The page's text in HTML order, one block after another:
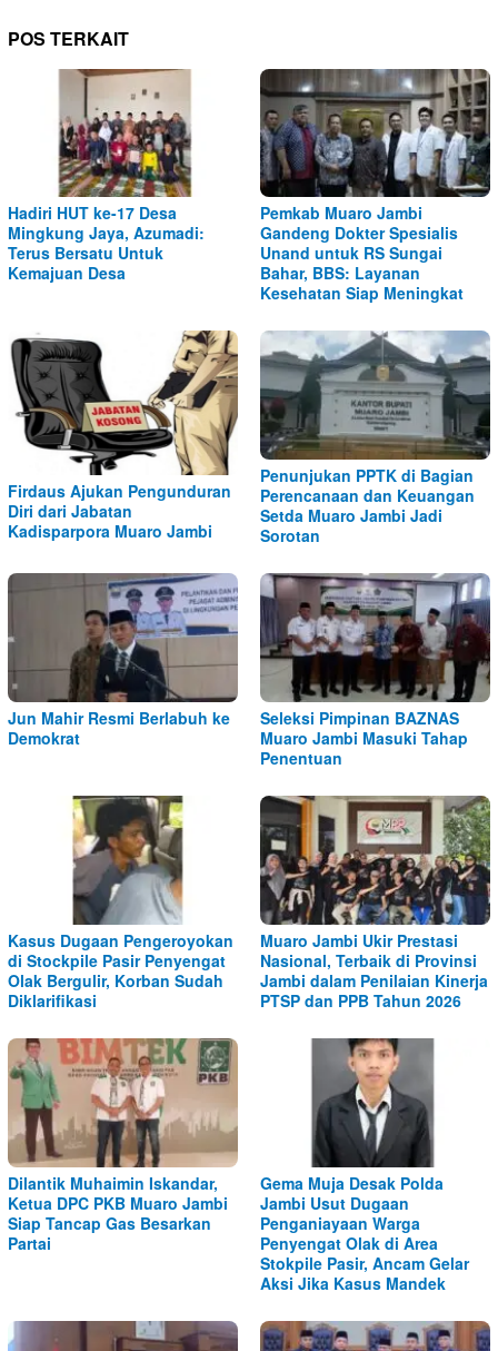
POS TERKAIT
Hadiri HUT ke-17 Desa
Mingkung Jaya, Azumadi:
Terus Bersatu Untuk
Kemajuan Desa
Pemkab Muaro Jambi
Gandeng Dokter Spesialis
Unand untuk RS Sungai
Bahar, BBS: Layanan
Kesehatan Siap Meningkat
Firdaus Ajukan Pengunduran
Diri dari Jabatan
Kadisparpora Muaro Jambi
Penunjukan PPTK di Bagian
Perencanaan dan Keuangan
Setda Muaro Jambi Jadi
Sorotan
Jun Mahir Resmi Berlabuh ke
Demokrat
Seleksi Pimpinan BAZNAS
Muaro Jambi Masuki Tahap
Penentuan
Kasus Dugaan Pengeroyokan
di Stockpile Pasir Penyengat
Olak Bergulir, Korban Sudah
Diklarifikasi
Muaro Jambi Ukir Prestasi
Nasional, Terbaik di Provinsi
Jambi dalam Penilaian Kinerja
PTSP dan PPB Tahun 2026
Dilantik Muhaimin Iskandar,
Ketua DPC PKB Muaro Jambi
Siap Tancap Gas Besarkan
Partai
Gema Muja Desak Polda
Jambi Usut Dugaan
Penganiayaan Warga
Penyengat Olak di Area
Stokpile Pasir, Ancam Gelar
Aksi Jika Kasus Mandek